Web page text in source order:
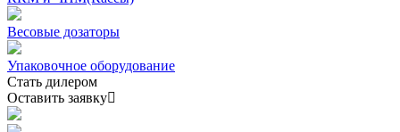
Весовые дозаторы
Упаковочное оборудование
Стать дилером
Оставить заявку